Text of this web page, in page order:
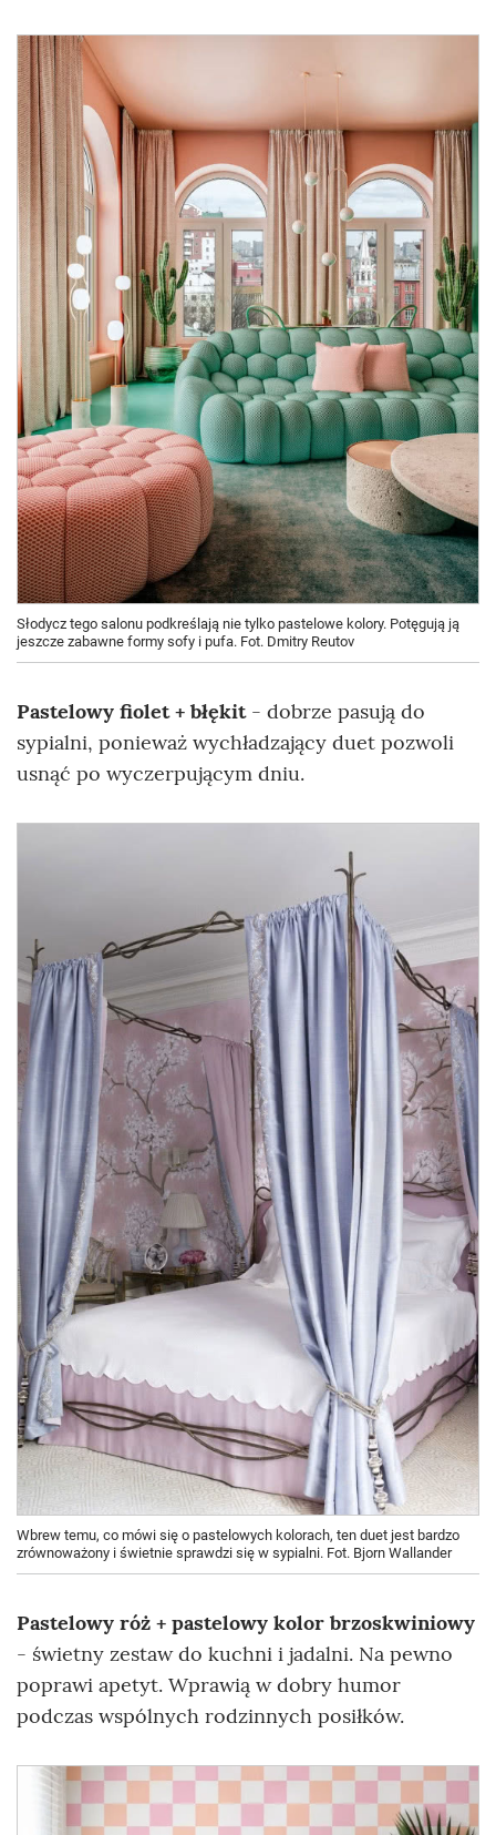
Słodycz tego salonu podkreślają nie tylko pastelowe kolory. Potęgują ją
jeszcze zabawne formy sofy i pufa. Fot. Dmitry Reutov
Pastelowy fiolet + błękit- dobrze pasują do
sypialni, ponieważ wychładzający duet pozwoli
usnąć po wyczerpującym dniu.
Wbrew temu, co mówi się o pastelowych kolorach, ten duet jest bardzo
zrównoważony i świetnie sprawdzi się w sypialni. Fot. Bjorn Wallander
Pastelowy róż + pastelowy kolor brzoskwiniowy
- świetny zestaw do kuchni i jadalni. Na pewno
poprawi apetyt. Wprawią w dobry humor
podczas wspólnych rodzinnych posiłków.